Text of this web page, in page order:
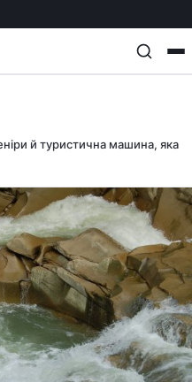
й туристична машина, яка